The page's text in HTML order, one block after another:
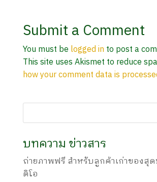
Submit a Comment
You must be logged into post a
This site uses Akismet to reduce
how your comment data is
บทความ ข่าวสาร
ถ่ายภาพฟรี สำหรับลูกค้าเก่าของสุ
ดิโอ